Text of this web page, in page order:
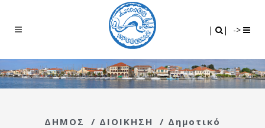
| | ->
ΔΗΜΟΣ / ΔΙΟΙΚΗΣΗ / Δημοτικό